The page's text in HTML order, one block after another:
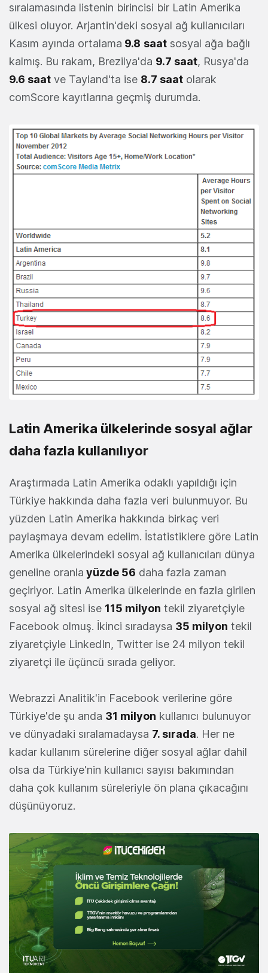
sıralamasında listenin birincisi bir Latin Amerika
ülkesi oluyor. Arjantin'deki sosyal ağ kullanıcıları
Kasım ayında ortalama 9.8 saat sosyal ağa bağlı
kalmış. Bu rakam, Brezilya'da 9.7 saat, Rusya'da
9.6 saat ve Tayland'ta ise 8.7 saat olarak
comScore kayıtlarına geçmiş durumda.
Latin Amerika ülkelerinde sosyal ağlar
daha fazla kullanılıyor
Araştırmada Latin Amerika odaklı yapıldığı için
Türkiye hakkında daha fazla veri bulunmuyor. Bu
yüzden Latin Amerika hakkında birkaç veri
paylaşmaya devam edelim. İstatistiklere göre Latin
Amerika ülkelerindeki sosyal ağ kullanıcıları dünya
geneline oranla yüzde 56 daha fazla zaman
geçiriyor. Latin Amerika ülkelerinde en fazla girilen
sosyal ağ sitesi ise 115 milyon tekil ziyaretçiyle
Facebook olmuş. İkinci sıradaysa 35 milyon tekil
ziyaretçiyle LinkedIn, Twitter ise 24 milyon tekil
ziyaretçi ile üçüncü sırada geliyor.
Webrazzi Analitik'in Facebook verilerine göre
Türkiye'de şu anda 31 milyon kullanıcı bulunuyor
ve dünyadaki sıralamadaysa 7. sırada. Her ne
kadar kullanım sürelerine diğer sosyal ağlar dahil
olsa da Türkiye'nin kullanıcı sayısı bakımından
daha çok kullanım süreleriyle ön plana çıkacağını
düşünüyoruz.